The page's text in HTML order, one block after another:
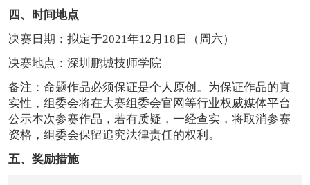
四、时间地点
决赛日期：拟定于2021年12月18日（周六）
决赛地点：深圳鹏城技师学院
备注：命题作品必须保证是个人原创。为保证作品的真
实性，组委会将在大赛组委会官网等行业权威媒体平台
公示本次参赛作品，若有质疑，一经查实，将取消参赛
资格，组委会保留追究法律责任的权利。
五、奖励措施